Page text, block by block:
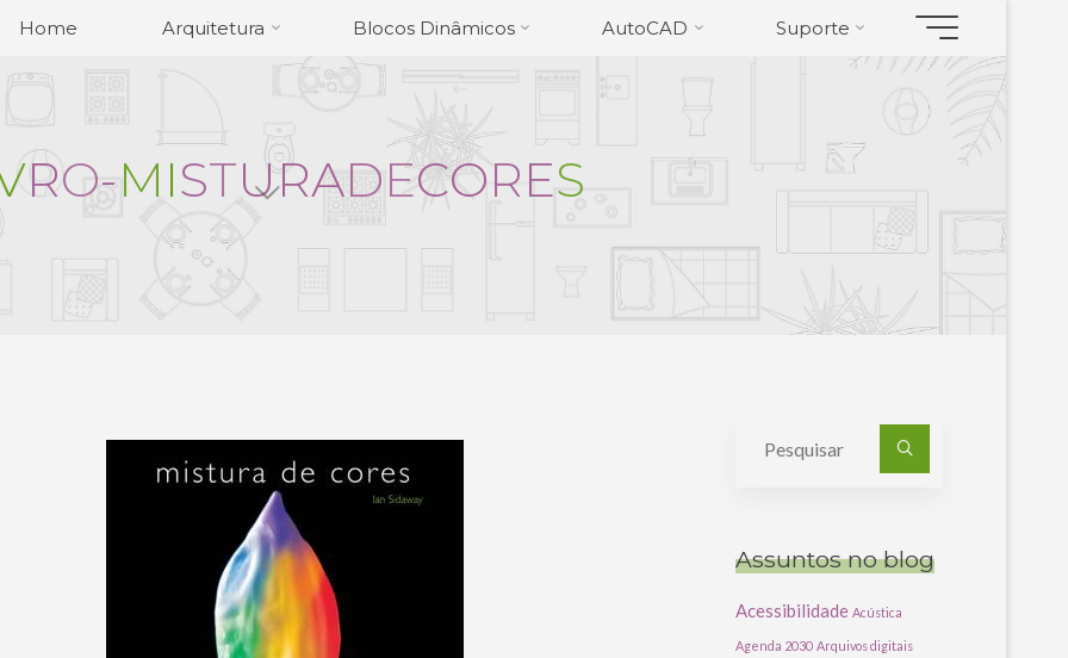
Home Arquitetura Blocos Dinâmicos AutoCAD Suporte
RO-M ISTURADECORES
Assuntos no blog
Acessibilidade Acústica
Agenda 2030 Arquivos digitais